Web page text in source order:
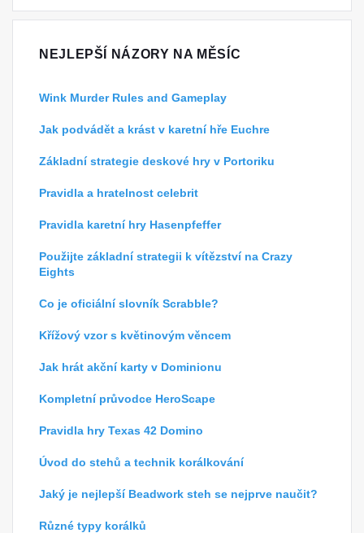
NEJLEPŠÍ NÁZORY NA MĚSÍC
Wink Murder Rules and Gameplay
Jak podvádět a krást v karetní hře Euchre
Základní strategie deskové hry v Portoriku
Pravidla a hratelnost celebrit
Pravidla karetní hry Hasenpfeffer
Použijte základní strategii k vítězství na Crazy
Eights
Co je oficiální slovník Scrabble?
Křížový vzor s květinovým věncem
Jak hrát akční karty v Dominionu
Kompletní průvodce HeroScape
Pravidla hry Texas 42 Domino
Úvod do stehů a technik korálkování
Jaký je nejlepší Beadwork steh se nejprve naučit?
Různé typy korálků